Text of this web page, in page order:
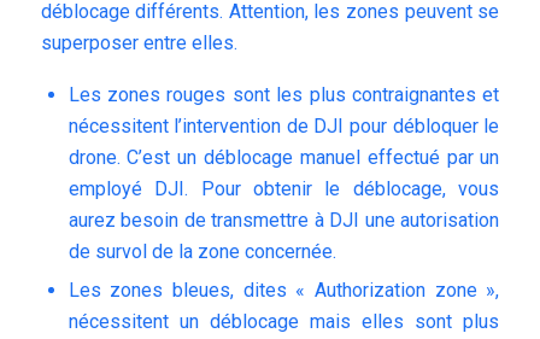
déblocage différents. Attention, les zones peuvent se
superposer entre elles.
Les zones rouges sont les plus contraignantes et
nécessitent l’intervention de DJI pour débloquer le
drone. C’est un déblocage manuel effectué par un
employé DJI. Pour obtenir le déblocage, vous
aurez besoin de transmettre à DJI une autorisation
de survol de la zone concernée.
Les zones bleues, dites « Authorization zone »,
nécessitent un déblocage mais elles sont plus